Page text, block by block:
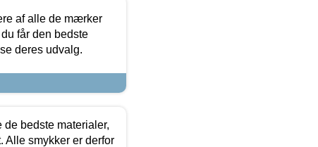
af alle de mærker
får den bedste
deres udvalg.
bedste materialer,
Alle smykker er derfor